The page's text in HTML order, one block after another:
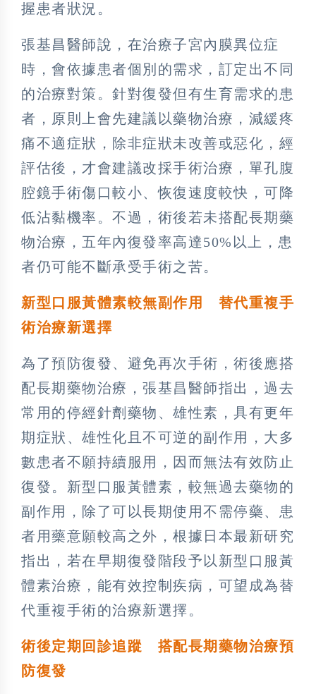
握患者狀況。
張基昌醫師說，在治療子宮內膜異位症
時，會依據患者個別的需求，訂定出不同
的治療對策。針對復發但有生育需求的患
者，原則上會先建議以藥物治療，減緩疼
痛不適症狀，除非症狀未改善或惡化，經
評估後，才會建議改採手術治療，單孔腹
腔鏡手術傷口較小、恢復速度較快，可降
低沾黏機率。不過，術後若未搭配長期藥
物治療，五年內復發率高達50%以上，患
者仍可能不斷承受手術之苦。
新型口服黃體素較無副作用 替代重複手
術治療新選擇
為了預防復發、避免再次手術，術後應搭
配長期藥物治療，張基昌醫師指出，過去
常用的停經針劑藥物、雄性素，具有更年
期症狀、雄性化且不可逆的副作用，大多
數患者不願持續服用，因而無法有效防止
復發。新型口服黃體素，較無過去藥物的
副作用，除了可以長期使用不需停藥、患
者用藥意願較高之外，根據日本最新研究
指出，若在早期復發階段予以新型口服黃
體素治療，能有效控制疾病，可望成為替
代重複手術的治療新選擇。
術後定期回診追蹤 搭配長期藥物治療預
防復發